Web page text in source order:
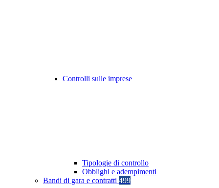
Controlli sulle imprese
Tipologie di controllo
Obblighi e adempimenti
Bandi di gara e contratti 499